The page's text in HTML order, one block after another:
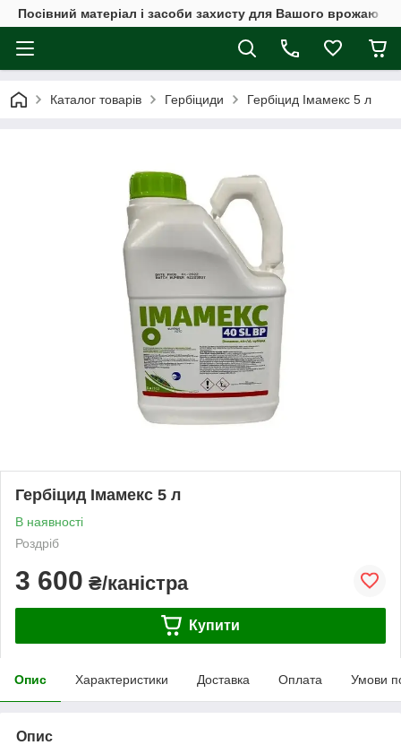
Посівний матеріал і засоби захисту для Вашого врожаю
Каталог товарів Гербіциди Гербіцид Імамекс 5 л
Гербіцид Імамекс 5 л
В наявності
Роздріб
3 600 ₴/каністра
Купити
Опис Характеристики Доставка Оплата Умови
Опис